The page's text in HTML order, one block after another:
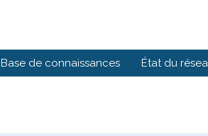
Base de connaissances État du